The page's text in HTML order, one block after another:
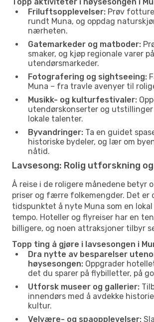
Friluftsopplevelser: Prøv
rundt Muna, og oppdag
nærheten.
Gatemarkeder og matboder:
smaker, og kjøp regionale varer
utendørsmarkeder.
Fotografering og sightseeing:
Muna – fra travle avenyer til
Musikk- og kulturfestivaler:
utendørskonserter og
lokale talenter.
Byvandringer: Ta en guidet
historiske bydeler, og lær om
nåtid.
Lavsesong: Rolig utforskning
Å reise i de roligere månedene betyr
priser og færre folkemengder. Det er
tidspunktet å nyte Muna som en
tempo. Hoteller og flyreiser har en
billigere, og noen attraksjoner tilbyr
Topp ting å gjøre i lavsesongen i
Dra nytte av besparelser
høysesongen: Oppgrader
det du sparer på flybilletter, på
Utforsk museer og gallerier:
innendørs med å avdekke
kultur.
Velvære- og spaopplevelser: